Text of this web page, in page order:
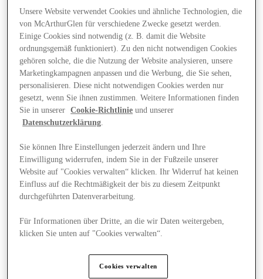
Angebote
Unsere Website verwendet Cookies und ähnliche Technologien, die
von McArthurGlen für verschiedene Zwecke gesetzt werden.
Einige Cookies sind notwendig (z. B. damit die Website
ordnungsgemäß funktioniert). Zu den nicht notwendigen Cookies
gehören solche, die die Nutzung der Website analysieren, unsere
Marketingkampagnen anpassen und die Werbung, die Sie sehen,
personalisieren. Diese nicht notwendigen Cookies werden nur
gesetzt, wenn Sie ihnen zustimmen. Weitere Informationen finden
Sie in unserer
Cookie-Richtlinie und unserer
Datenschutzerklärung.
Sie können Ihre Einstellungen jederzeit ändern und Ihre
Einwilligung widerrufen, indem Sie in der Fußzeile unserer
Website auf "Cookies verwalten“ klicken. Ihr Widerruf hat keinen
Einfluss auf die Rechtmäßigkeit der bis zu diesem Zeitpunkt
durchgeführten Datenverarbeitung.
Für Informationen über Dritte, an die wir Daten weitergeben,
klicken Sie unten auf "Cookies verwalten“.
Cookies verwalten